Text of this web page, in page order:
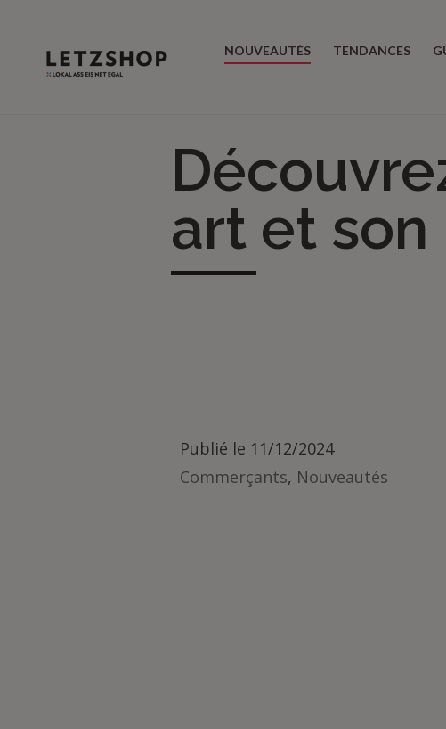
NOUVEAUTÉS TENDANCES
art et
Publié le 11/12/2024
Commerçants, Nouveautés